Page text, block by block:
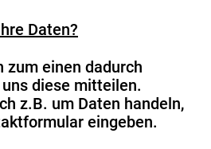
Daten?
zum einen dadurch
diese mitteilen.
z.B. um Daten handeln,
eingeben.